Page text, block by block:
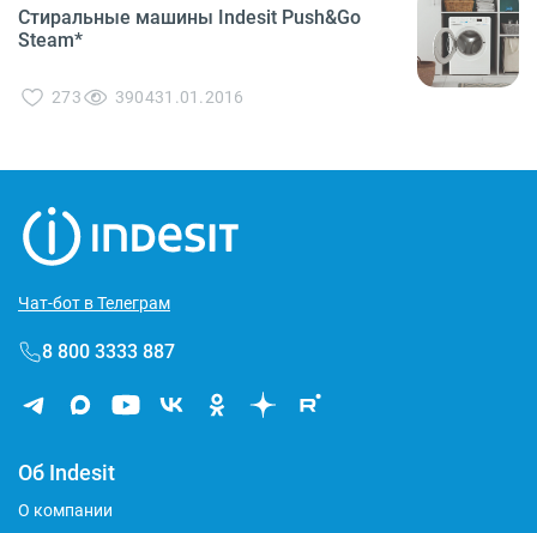
Стиральные машины Indesit Push&Go
Steam*
273 390431.01.2016
Чат-бот в Телеграм
8 800 3333 887
Об Indesit
О компании